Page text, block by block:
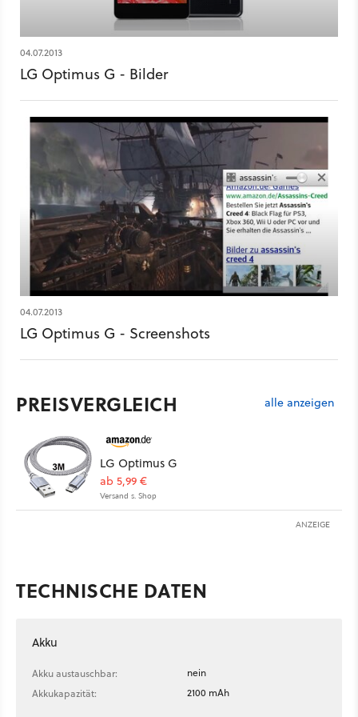
04.07.2013
LG Optimus G - Bilder
04.07.2013
LG Optimus G - Screenshots
PREISVERGLEICH alle anzeigen
LG Optimus G
ab 5,99 €
Versand s. Shop
ANZEIGE
TECHNISCHE DATEN
Akku
Akku austauschbar:
nein
Akkukapazität:
2100 mAh